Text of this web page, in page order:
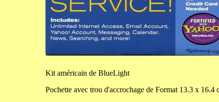
Kit américain de BlueLight
Pochette avec trou d'accrochage de Format 13.3x 16.4